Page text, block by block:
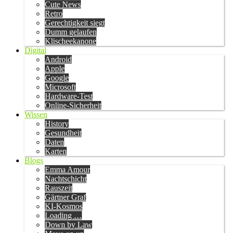
Cute News
Retro
Gerechtigkeit siegt
Dumm gelaufen
Klischeekanone
Digital
Android
Apple
Google
Microsoft
Hardware-Test
Online-Sicherheit
Wissen
History
Gesundheit
Daten
Karten
Blogs
Emma Amour
Nachtschicht
Rauszeit
Gärtner Graf
KI-Kosmos
Loading …
Down by Law